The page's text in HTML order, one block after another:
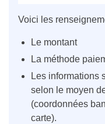
Voici les
Le montant
La méthode
Les informations
selon le moyen
(coordonnées
carte).